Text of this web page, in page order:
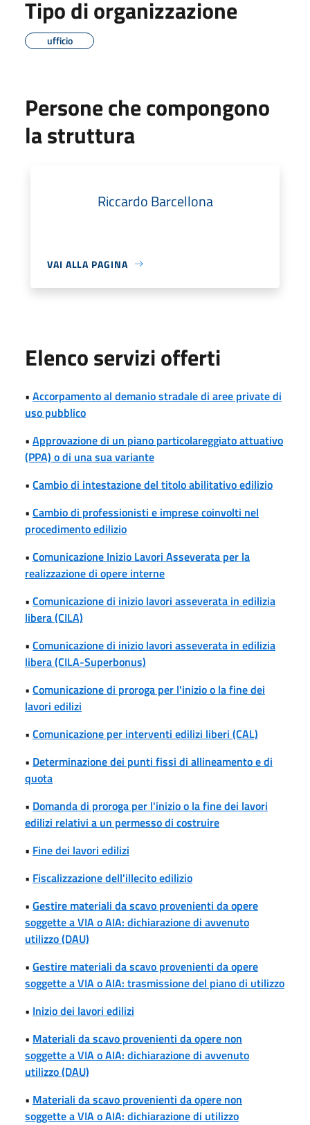
Tipo di organizzazione
ufficio
Persone che compongono
la struttura
Riccardo Barcellona
VAI ALLA PAGINA
Elenco servizi offerti
• Accorpamento al demanio stradale di aree private di
uso pubblico
• Approvazione di un piano particolareggiato attuativo
(PPA) o di una sua variante
• Cambio di intestazione del titolo abilitativo edilizio
• Cambio di professionisti e imprese coinvolti nel
procedimento edilizio
• Comunicazione Inizio Lavori Asseverata per la
realizzazione di opere interne
• Comunicazione di inizio lavori asseverata in edilizia
libera (CILA)
• Comunicazione di inizio lavori asseverata in edilizia
libera (CILA-Superbonus)
• Comunicazione di proroga per l'inizio o la fine dei
lavori edilizi
• Comunicazione per interventi edilizi liberi (CAL)
• Determinazione dei punti fissi di allineamento e di
quota
• Domanda di proroga per l'inizio o la fine dei lavori
edilizi relativi a un permesso di costruire
• Fine dei lavori edilizi
• Fiscalizzazione dell'illecito edilizio
• Gestire materiali da scavo provenienti da opere
soggette a VIA o AIA: dichiarazione di avvenuto
utilizzo (DAU)
• Gestire materiali da scavo provenienti da opere
soggette a VIA o AIA: trasmissione del piano di utilizzo
• Inizio dei lavori edilizi
• Materiali da scavo provenienti da opere non
soggette a VIA o AIA: dichiarazione di avvenuto
utilizzo (DAU)
• Materiali da scavo provenienti da opere non
soggette a VIA o AIA: dichiarazione di utilizzo